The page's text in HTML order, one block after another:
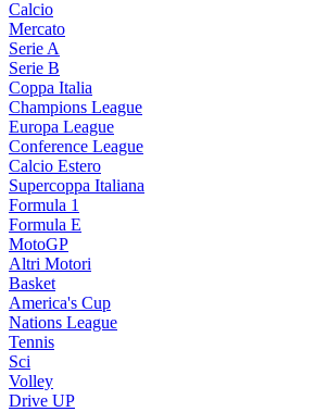
Calcio
Mercato
Serie A
Serie B
Coppa Italia
Champions League
Europa League
Conference League
Calcio Estero
Supercoppa Italiana
Formula 1
Formula E
MotoGP
Altri Motori
Basket
America's Cup
Nations League
Tennis
Sci
Volley
Drive UP